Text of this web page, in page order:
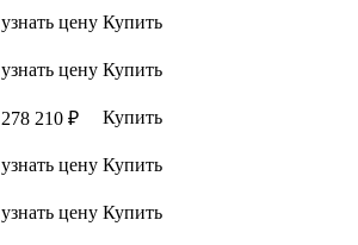
узнать цену Купить
узнать цену Купить
278 210 ₽
Купить
узнать цену Купить
узнать цену Купить